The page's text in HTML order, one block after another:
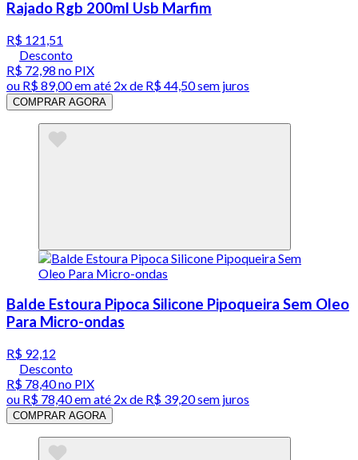
Rajado Rgb 200ml Usb Marfim
R$ 121,51
Desconto
R$ 72,98 no PIX
ou R$ 89,00em até 2x de R$ 44,50 sem juros
COMPRAR AGORA
Balde Estoura Pipoca Silicone Pipoqueira Sem Oleo
Para Micro-ondas
R$ 92,12
Desconto
R$ 78,40no PIX
ou R$ 78,40em até 2x de R$ 39,20 sem juros
COMPRAR AGORA